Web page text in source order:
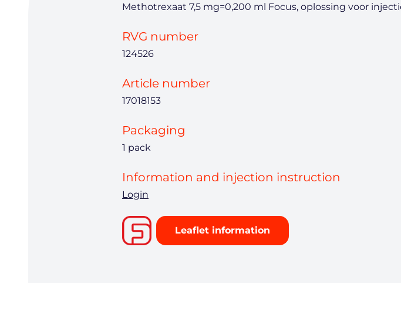
Methotrexaat 7,5 mg=0,200 ml Focus, oplossing voor
RVG number
124526
Article number
17018153
Packaging
1 pack
Information and injection instruction
Login
Leaflet information